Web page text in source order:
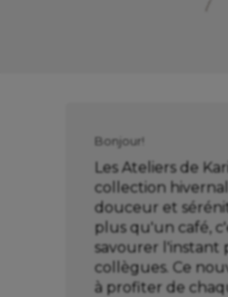
Bonjour!
Les Ateliers de
collection
douceur et
plus qu'un café,
savourer l'instant
collègues. Ce
à profiter de